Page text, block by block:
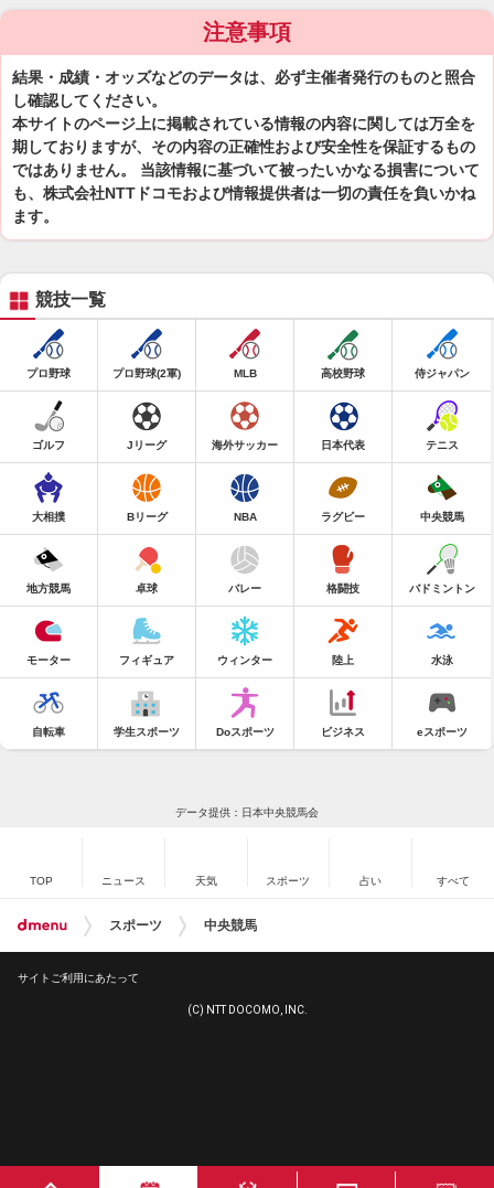
注意事項
結果・成績・オッズなどのデータは、必ず主催者発行のものと照合
し確認してください。
本サイトのページ上に掲載されている情報の内容に関しては万全を
期しておりますが、その内容の正確性および安全性を保証するもの
ではありません。 当該情報に基づいて被ったいかなる損害について
も、株式会社NTTドコモおよび情報提供者は一切の責任を負いかね
ます。
競技一覧
プロ野球 プロ野球(2軍) MLB 高校野球 侍ジャパン
ゴルフ Jリーグ 海外サッカー 日本代表 テニス
大相撲 Bリーグ NBA ラグビー 中央競馬
地方競馬 卓球 バレー 格闘技 バドミントン
モーター フィギュア ウィンター 陸上 水泳
自転車 学生スポーツ Doスポーツ ビジネス eスポーツ
データ提供：日本中央競馬会
TOP ニュース 天気 スポーツ 占い すべて
スポーツ 中央競馬
サイトご利用にあたって
(C) NTT DOCOMO, INC.